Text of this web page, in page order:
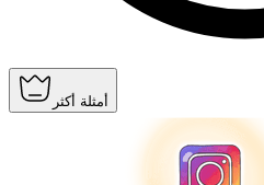
أمثلة أكثر